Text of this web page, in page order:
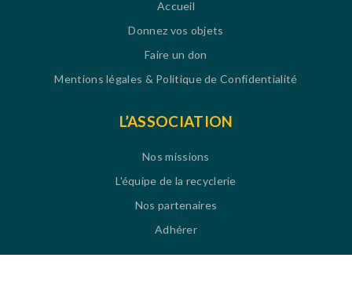
Accueil
Donnez vos objets
Faire un don
Mentions légales & Politique de Confidentialité
L’ASSOCIATION
Nos missions
L'équipe de la recyclerie
Nos partenaires
Adhérer